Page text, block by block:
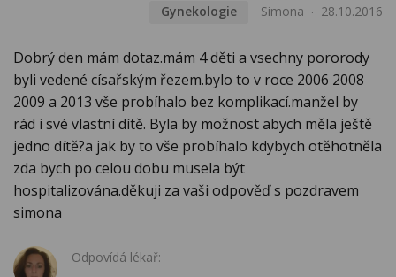
Gynekologie Simona 28.10.2016
Dobrý den mám dotaz.mám 4 děti a vsechny pororody
byli vedené císařským řezem.bylo to v roce 2006 2008
2009 a 2013 vše probíhalo bez komplikací.manžel by
rád i své vlastní dítě. Byla by možnost abych měla ještě
jedno dítě?a jak by to vše probíhalo kdybych otěhotněla
zda bych po celou dobu musela být
hospitalizována.děkuji za vaši odpověď s pozdravem
simona
Odpovídá lékař: